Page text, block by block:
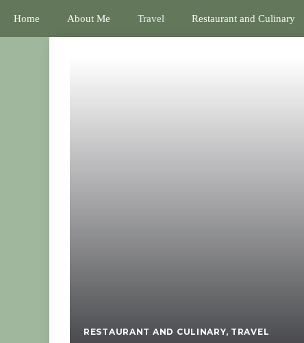
Home About Me Travel Restaurant and Culinary
RESTAURANT AND CULINARY, TRAVEL